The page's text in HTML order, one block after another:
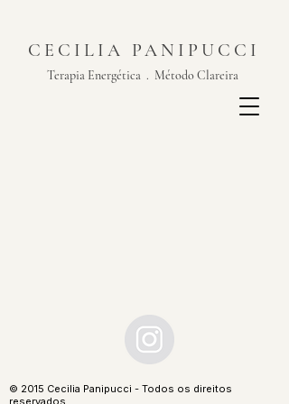
CECILIA PANIPUCCI
Terapia Energética . Método Clareira
​© 2015 Cecilia Panipucci - Todos os direitos
reservados